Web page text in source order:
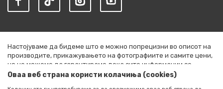
Настојуваме да бидеме што е можно попрецизни во описот на
производите, прикажувањето на фотографиите и самите цени,
но не можеме да гарантираме дека сите информации се
комплетни и без грешки. Сите артикли прикажани на сајтот се
Оваа веб страна користи колачиња (cookies)